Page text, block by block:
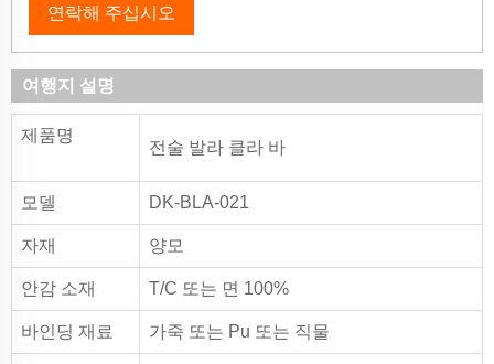
연락해 주십시오
여행지 설명
제품명
전술 발라 클라 바
모델 DK-BLA-021
자재 양모
안감 소재 T/C 또는 면 100%
바인딩 재료 가죽 또는 Pu 또는 직물